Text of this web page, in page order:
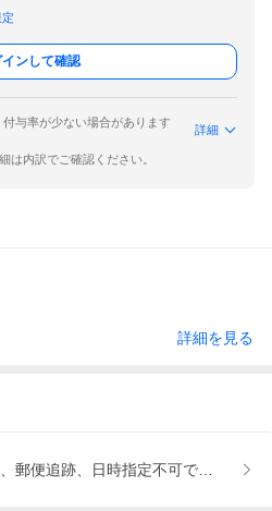
インして確認
与率が少ない場合があります
詳細
は内訳でご確認ください。
詳細を見る
郵便追跡、日時指定不可です。